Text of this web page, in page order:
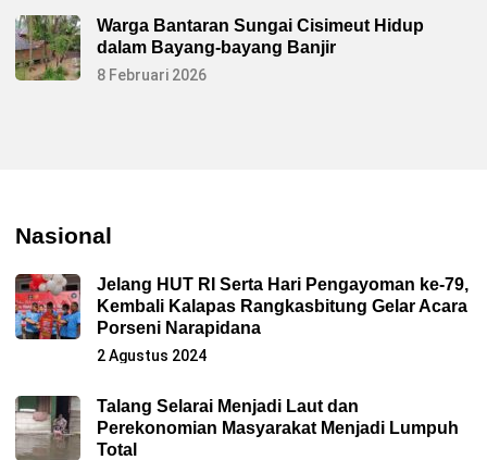
Warga Bantaran Sungai Cisimeut Hidup
dalam Bayang-bayang Banjir
8 Februari 2026
Nasional
Jelang HUT RI Serta Hari Pengayoman ke-79,
Kembali Kalapas Rangkasbitung Gelar Acara
Porseni Narapidana
2 Agustus 2024
Talang Selarai Menjadi Laut dan
Perekonomian Masyarakat Menjadi Lumpuh
Total